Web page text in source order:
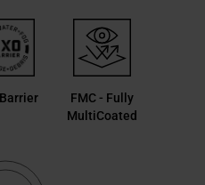
FMC - Fully
MultiCoated